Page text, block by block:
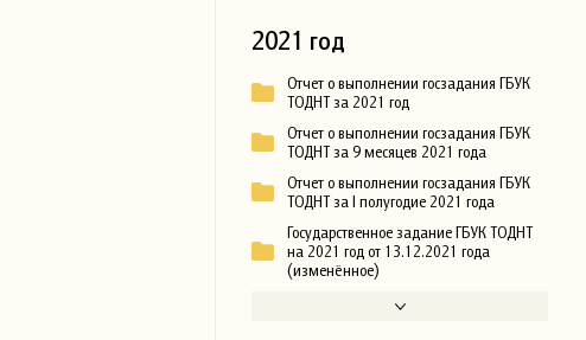
2021 год
Отчет о выполнении госзадания ГБУК
ТОДНТ за 2021 год
Отчет о выполнении госзадания ГБУК
ТОДНТ за 9 месяцев 2021 года
Отчет о выполнении госзадания ГБУК
ТОДНТ за I полугодие 2021 года
Государственное задание ГБУК ТОДНТ
на 2021 год от 13.12.2021 года
(изменённое)